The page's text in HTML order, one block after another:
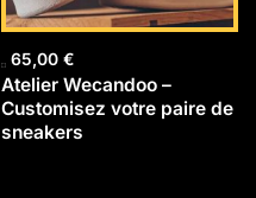
65,00 €
Atelier Wecandoo –
Customisez votre paire de
sneakers